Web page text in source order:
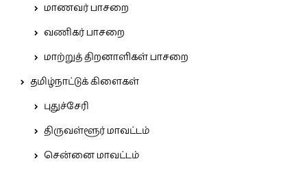
மாணவர் பாசறை
வணிகர் பாசறை
மாற்றுத் திறனாளிகள் பாசறை
தமிழ்நாட்டுக் கிளைகள்
புதுச்சேரி
திருவள்ளூர் மாவட்டம்
சென்னை மாவட்டம்